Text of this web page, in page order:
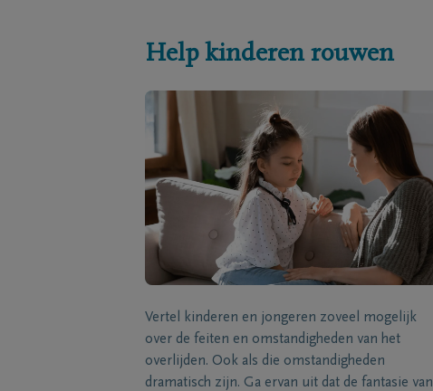
Help kinderen rouwen
Vertel kinderen en jongeren zoveel mogelijk
over de feiten en omstandigheden van het
overlijden. Ook als die omstandigheden
dramatisch zijn. Ga ervan uit dat de fantasie van